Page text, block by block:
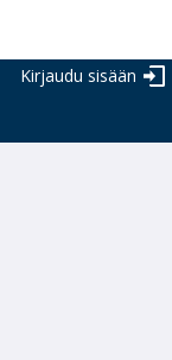
Kirjaudu sisään